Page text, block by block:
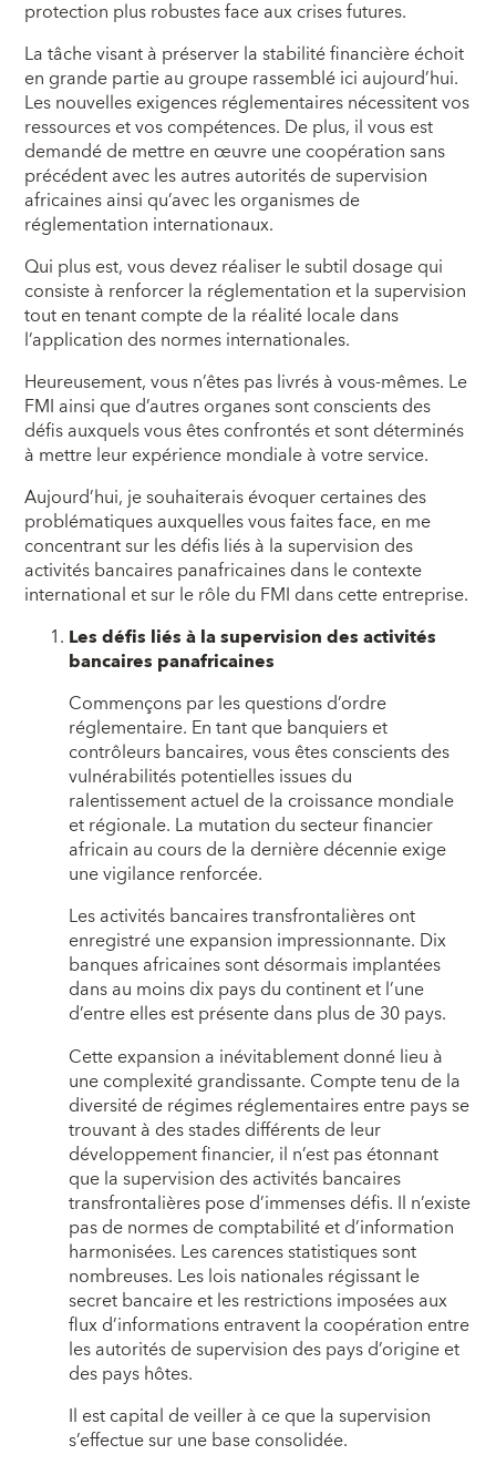
protection plus robustes face aux crises futures.
La tâche visant à préserver la stabilité financière échoit
en grande partie au groupe rassemblé ici aujourd’hui.
Les nouvelles exigences réglementaires nécessitent vos
ressources et vos compétences. De plus, il vous est
demandé de mettre en œuvre une coopération sans
précédent avec les autres autorités de supervision
africaines ainsi qu’avec les organismes de
réglementation internationaux.
Qui plus est, vous devez réaliser le subtil dosage qui
consiste à renforcer la réglementation et la supervision
tout en tenant compte de la réalité locale dans
l’application des normes internationales.
Heureusement, vous n’êtes pas livrés à vous-mêmes. Le
FMI ainsi que d’autres organes sont conscients des
défis auxquels vous êtes confrontés et sont déterminés
à mettre leur expérience mondiale à votre service.
Aujourd’hui, je souhaiterais évoquer certaines des
problématiques auxquelles vous faites face, en me
concentrant sur les défis liés à la supervision des
activités bancaires panafricaines dans le contexte
international et sur le rôle du FMI dans cette entreprise.
Les défis liés à la supervision des activités
bancaires panafricaines
Commençons par les questions d’ordre
réglementaire. En tant que banquiers et
contrôleurs bancaires, vous êtes conscients des
vulnérabilités potentielles issues du
ralentissement actuel de la croissance mondiale
et régionale. La mutation du secteur financier
africain au cours de la dernière décennie exige
une vigilance renforcée.
Les activités bancaires transfrontalières ont
enregistré une expansion impressionnante. Dix
banques africaines sont désormais implantées
dans au moins dix pays du continent et l’une
d’entre elles est présente dans plus de 30 pays.
Cette expansion a inévitablement donné lieu à
une complexité grandissante. Compte tenu de la
diversité de régimes réglementaires entre pays se
trouvant à des stades différents de leur
développement financier, il n’est pas étonnant
que la supervision des activités bancaires
transfrontalières pose d’immenses défis. Il n’existe
pas de normes de comptabilité et d’information
harmonisées. Les carences statistiques sont
nombreuses. Les lois nationales régissant le
secret bancaire et les restrictions imposées aux
flux d’informations entravent la coopération entre
les autorités de supervision des pays d’origine et
des pays hôtes.
Il est capital de veiller à ce que la supervision
s’effectue sur une base consolidée.